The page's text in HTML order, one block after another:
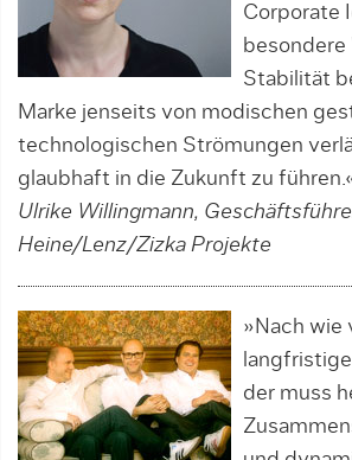
Corporate
besondere
Stabilität
Marke jenseits von modischen
technologischen Strömungen
glaubhaft in die Zukunft zu
Ulrike Willingmann,
Heine/Lenz/Zizka Projekte
»Nach wie
der muss